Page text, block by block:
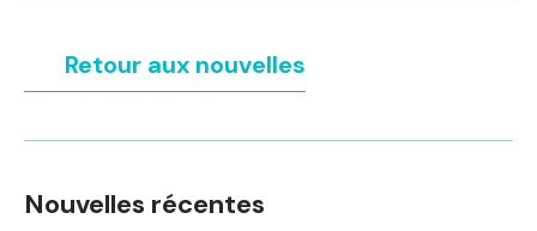
Retour aux nouvelles
Nouvelles récentes